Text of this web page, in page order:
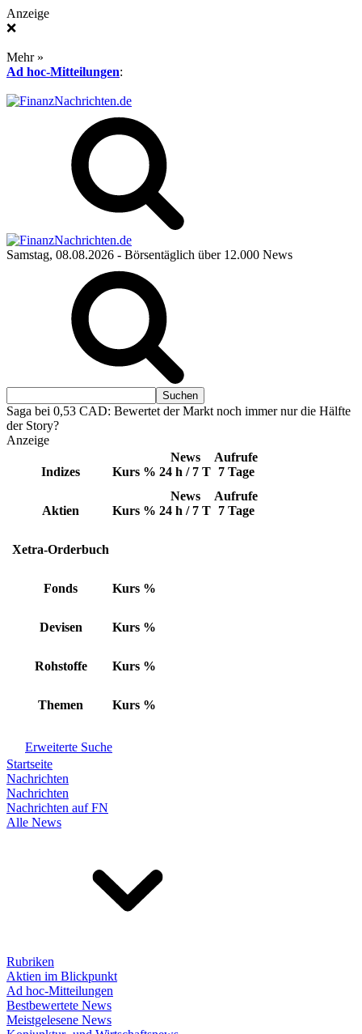
Anzeige
❌
Mehr »
Ad hoc-Mitteilungen:
Samstag, 08.08.2026 - Börsentäglich über 12.000 News
Saga bei 0,53 CAD: Bewertet der Markt noch immer nur die Hälfte
der Story?
Anzeige
Indizes Kurs %
News
24 h / 7 T
Aufrufe
7 Tage
Aktien Kurs %
News
24 h / 7 T
Aufrufe
7 Tage
Xetra-Orderbuch
Fonds Kurs %
Devisen Kurs %
Rohstoffe Kurs %
Themen Kurs %
Erweiterte Suche
Startseite
Nachrichten
Nachrichten
Nachrichten auf FN
Alle News
Rubriken
Aktien im Blickpunkt
Ad hoc-Mitteilungen
Bestbewertete News
Meistgelesene News